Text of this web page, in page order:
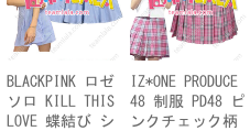
BLACKPINK ロゼ
ソロ KILL THIS
LOVE 蝶結び シ
IZ*ONE PRODUCE
48 制服 PD48 ピ
ンクチェック柄